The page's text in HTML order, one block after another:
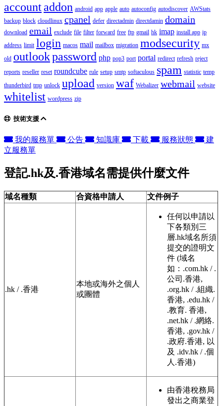
accountaddon android app apple auto autoconfig autodiscover AWStats
backup block cloudlinux cpanel defer directadmin directdamin domain
download email exclude file filter forward free ftp gmail hk imap install app ip
address limit login macos mail mailbox migration modsecurity mx
old outlookpassword php pop3 port portal redirect refresh reject
reports reseller reset roundcube rule setup smtp softaculous spam statistic temp
thunderbird tmp unlock upload version waf Webalizer webmail website
whitelist wordpress zip
技術支援
我的服務單 公告 知識庫 下載 服務狀態
建
立服務單
登記.hk及.香港域名需提供什麼文件
域名種類 合資格申請人 文件例子
.hk / .香港
本地或海外之個人
或團體
任何以申請以
下各類別三
層.hk域名所須
提交的證明文
件 (域名
如：.com.hk / .
公司.香港,
.org.hk / .組織.
香港, .edu.hk /
.教育. 香港,
.net.hk / .網絡.
香港, .gov.hk /
.政府.香港, 以
及 .idv.hk / .個
人.香港)
由香港稅務局
發出之商業登